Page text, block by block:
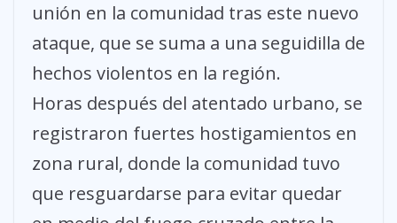
unión en la comunidad tras este nuevo
ataque, que se suma a una seguidilla de
hechos violentos en la región.
Horas después del atentado urbano, se
registraron fuertes hostigamientos en
zona rural, donde la comunidad tuvo
que resguardarse para evitar quedar